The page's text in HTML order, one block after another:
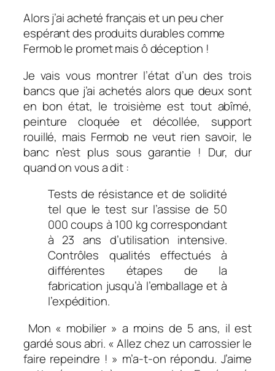
Alors j’ai acheté français et un peu cher
espérant des produits durables comme
Fermob le promet mais ô déception !
Je vais vous montrer l’état d’un des trois
bancs que j’ai achetés alors que deux sont
en bon état, le troisième est tout abîmé,
peinture cloquée et décollée, support
rouillé, mais Fermob ne veut rien savoir, le
banc n’est plus sous garantie ! Dur, dur
quand on vous a dit :
Tests de résistance et de solidité
tel que le test sur l’assise de 50
000 coups à 100 kg correspondant
à 23 ans d’utilisation intensive.
Contrôles qualités effectués à
différentes étapes de la
fabrication jusqu’à l’emballage et à
l’expédition.
Mon « mobilier » a moins de 5 ans, il est
gardé sous abri. « Allez chez un carrossier le
faire repeindre ! » m’a-t-on répondu. J’aime